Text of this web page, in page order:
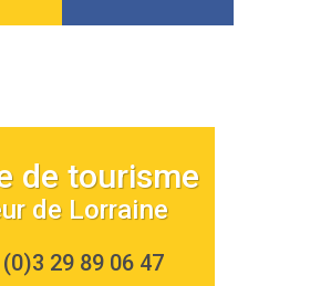
de tourisme
de Lorraine
29 89 06 47